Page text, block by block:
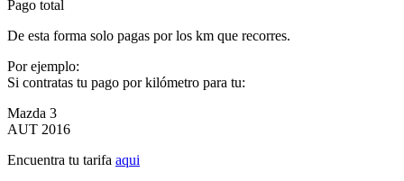
Pago total
De esta forma solo pagas por los km que recorres.
Por ejemplo:
Si contratas tu pago por kilómetro para tu:
Mazda 3
AUT 2016
Encuentra tu tarifa aqui